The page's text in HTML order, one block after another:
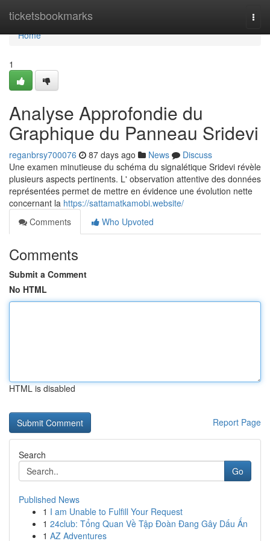
ticketsbookmarks
Home
Home
1
Analyse Approfondie du
Graphique du Panneau Sridevi
reganbrsy700076 87 days ago News
Discuss
Une examen minutieuse du schéma du signalétique Sridevi révèle
plusieurs aspects pertinents. L' observation attentive des données
représentées permet de mettre en évidence une évolution nette
concernant la https://sattamatkamobi.website/
Comments
Who Upvoted
Comments
Submit a Comment
No HTML
HTML is disabled
Report Page
Search
Go
Published News
1 I am Unable to Fulfill Your Request
1 24club: Tổng Quan Về Tập Đoàn Đang Gây Dấu Ấn
1 AZ Adventures